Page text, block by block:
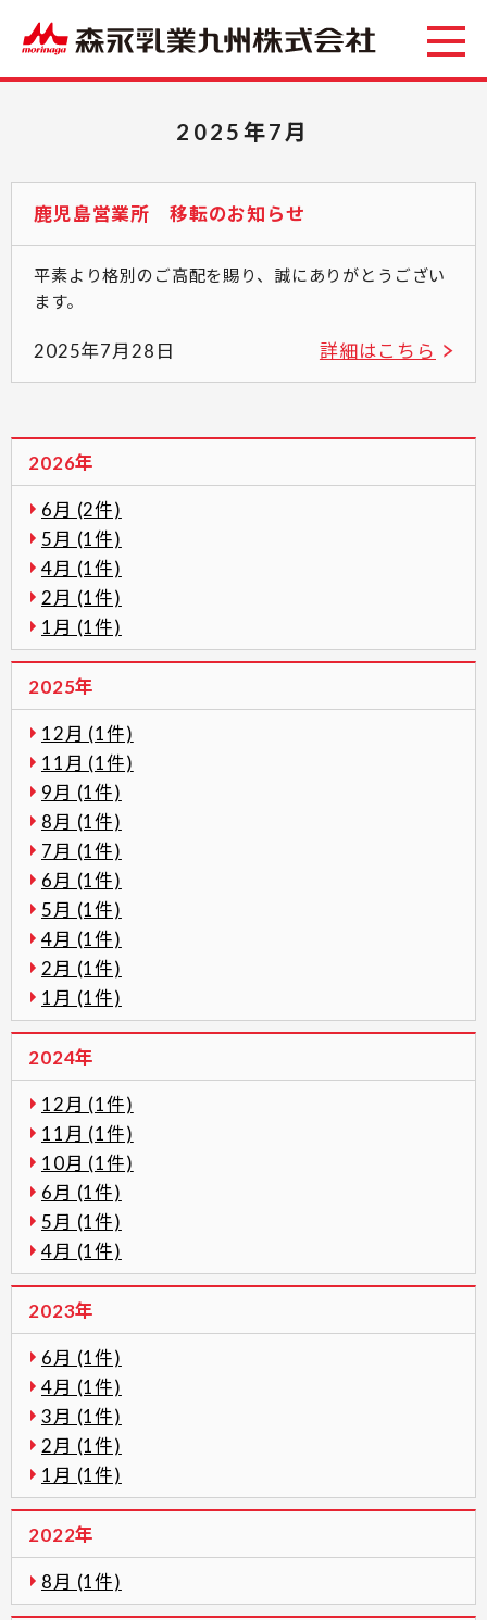
2025年7月
2026年
6月 (2件)
5月 (1件)
4月 (1件)
2月 (1件)
1月 (1件)
2025年
12月 (1件)
11月 (1件)
9月 (1件)
8月 (1件)
7月 (1件)
6月 (1件)
5月 (1件)
4月 (1件)
2月 (1件)
1月 (1件)
2024年
12月 (1件)
11月 (1件)
10月 (1件)
6月 (1件)
5月 (1件)
4月 (1件)
2023年
6月 (1件)
4月 (1件)
3月 (1件)
2月 (1件)
1月 (1件)
2022年
8月 (1件)
鹿児島営業所 移転のお知らせ
平素より格別のご高配を賜り、誠にありがとうござい
ます。
2025年7月28日 詳細はこちら